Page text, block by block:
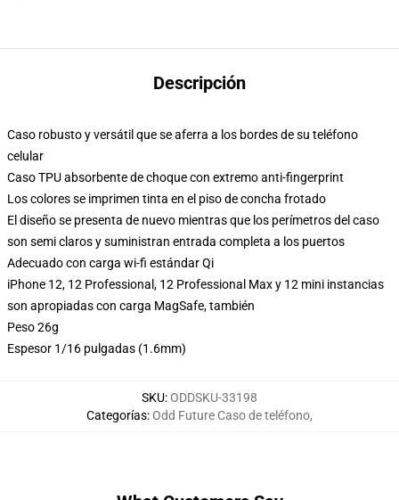
Descripción
Caso robusto y versátil que se aferra a los bordes de su teléfono
celular
Caso TPU absorbente de choque con extremo anti-fingerprint
Los colores se imprimen tinta en el piso de concha frotado
El diseño se presenta de nuevo mientras que los perímetros del caso
son semi claros y suministran entrada completa a los puertos
Adecuado con carga wi-fi estándar Qi
iPhone 12, 12 Professional, 12 Professional Max y 12 mini instancias
son apropiadas con carga MagSafe, también
Peso 26g
Espesor 1/16 pulgadas (1.6mm)
SKU:ODDSKU-33198
Categorías:Odd Future Caso de teléfono,